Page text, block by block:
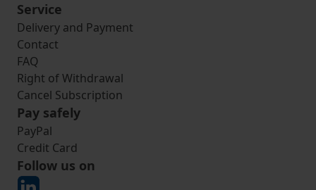
Service
Delivery and Payment
Contact
FAQ
Right of Withdrawal
Cancel Subscription
Pay safely
PayPal
Credit Card
Follow us on